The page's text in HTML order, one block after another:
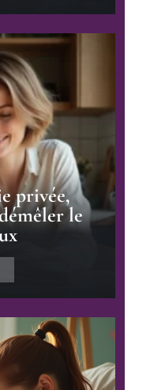
privée,
le